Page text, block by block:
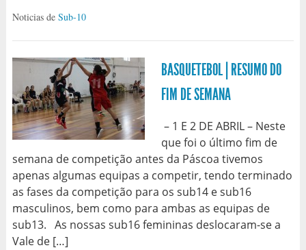
Noticias de Sub-10
BASQUETEBOL | RESUMO DO
FIM DE SEMANA
– 1 E 2 DE ABRIL – Neste
que foi o último fim de
semana de competição antes da Páscoa tivemos
apenas algumas equipas a competir, tendo terminado
as fases da competição para os sub14 e sub16
masculinos, bem como para ambas as equipas de
sub13. As nossas sub16 femininas deslocaram-se a
Vale de […]